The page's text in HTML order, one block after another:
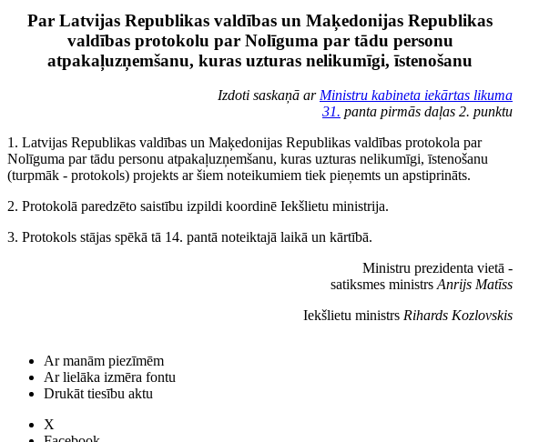
Par Latvijas Republikas valdības un Maķedonijas Republikas
valdības protokolu par Nolīguma par tādu personu
atpakaļuzņemšanu, kuras uzturas nelikumīgi, īstenošanu
Izdoti saskaņā arMinistru kabineta iekārtas likuma
31. panta pirmās daļas 2. punktu
1. Latvijas Republikas valdības un Maķedonijas Republikas valdības protokola par
Nolīguma par tādu personu atpakaļuzņemšanu, kuras uzturas nelikumīgi, īstenošanu
(turpmāk - protokols) projekts ar šiem noteikumiem tiek pieņemts un apstiprināts.
2. Protokolā paredzēto saistību izpildi koordinē Iekšlietu ministrija.
3. Protokols stājas spēkā tā 14. pantā noteiktajā laikā un kārtībā.
Ministru prezidenta vietā -
satiksmes ministrsAnrijs Matīss
Iekšlietu ministrs Rihards Kozlovskis
Ar manām piezīmēm
Ar lielāka izmēra fontu
Drukāt tiesību aktu
X